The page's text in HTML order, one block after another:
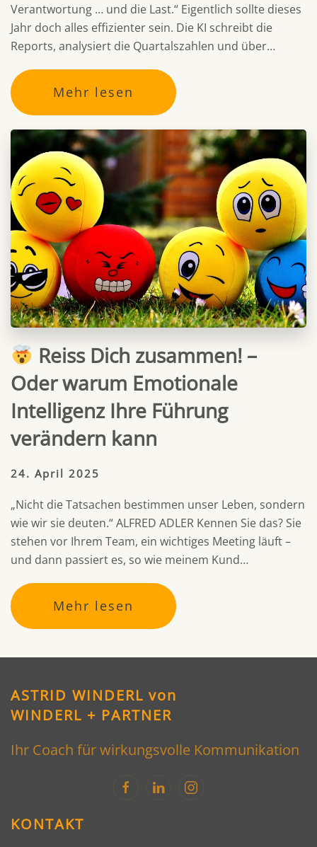
Verantwortung … und die Last.“ Eigentlich sollte dieses
Jahr doch alles effizienter sein. Die KI schreibt die
Reports, analysiert die Quartalszahlen und über…
Mehr lesen
Reiss Dich zusammen! –
Oder warum Emotionale
Intelligenz Ihre Führung
verändern kann
24. April 2025
„Nicht die Tatsachen bestimmen unser Leben, sondern
wie wir sie deuten.“ ALFRED ADLER Kennen Sie das? Sie
stehen vor Ihrem Team, ein wichtiges Meeting läuft –
und dann passiert es, so wie meinem Kund…
Mehr lesen
ASTRID WINDERL von
WINDERL + PARTNER
Ihr Coach für wirkungsvolle Kommunikation
KONTAKT